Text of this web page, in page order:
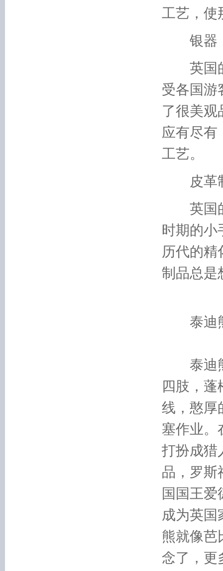
工艺，使
银器
英国的
受各国游
了很美观
应有尽有
工艺。
皮革
英国的
时期的小
历代的精
制品总是
泰迪
泰迪熊
四肢，
线，憨厚
塞作业。
打扮成猎
品，罗斯
国国王
成为英国
熊就像芭
念了，更